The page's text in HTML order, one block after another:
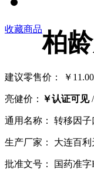
收藏商品柏
建议零售价： ￥
亮健价： ￥认证可见/
通用名称： 转移因子
生产厂家： 大连百利
批准文号： 国药准字